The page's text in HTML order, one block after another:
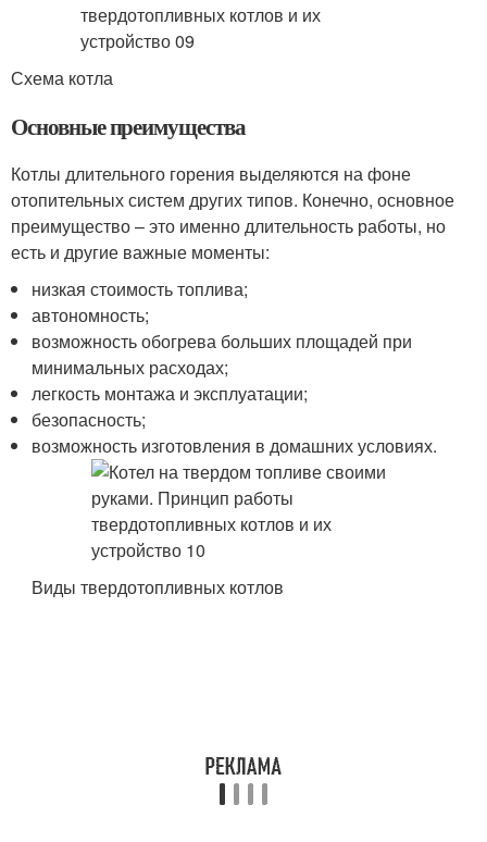
Схема котла
Основные преимущества
Котлы длительного горения выделяются на фоне
отопительных систем других типов. Конечно, основное
преимущество – это именно длительность работы, но
есть и другие важные моменты:
низкая стоимость топлива;
автономность;
возможность обогрева больших площадей при
минимальных расходах;
легкость монтажа и эксплуатации;
безопасность;
возможность изготовления в домашних условиях.
Виды твердотопливных котлов